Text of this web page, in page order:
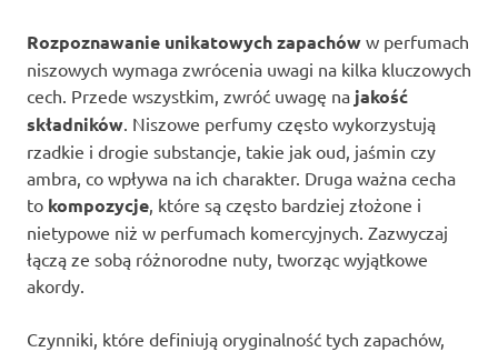
Rozpoznawanie unikatowych zapachów w perfumach
niszowych wymaga zwrócenia uwagi na kilka kluczowych
cech. Przede wszystkim, zwróć uwagę na jakość
składników. Niszowe perfumy często wykorzystują
rzadkie i drogie substancje, takie jak oud, jaśmin czy
ambra, co wpływa na ich charakter. Druga ważna cecha
to kompozycje, które są często bardziej złożone i
nietypowe niż w perfumach komercyjnych. Zazwyczaj
łączą ze sobą różnorodne nuty, tworząc wyjątkowe
akordy.
Czynniki, które definiują oryginalność tych zapachów,